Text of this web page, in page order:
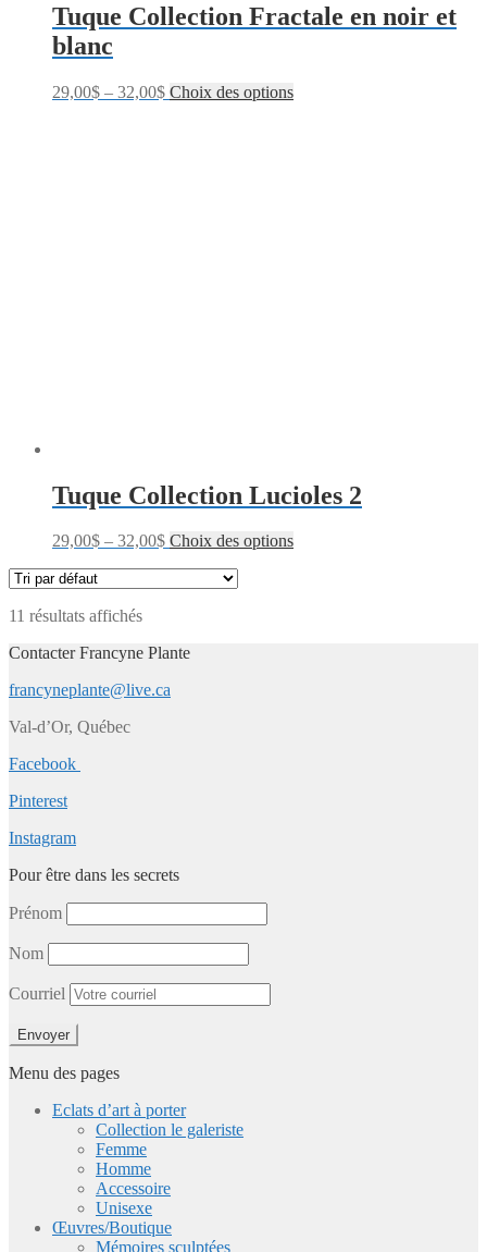
Tuque Collection Fractale en noir et
blanc
29,00$ – 32,00$ Choix des options
Tuque Collection Lucioles 2
29,00$ – 32,00$ Choix des options
11 résultats affichés
Contacter Francyne Plante
francyneplante@live.ca
Val-d’Or, Québec
Facebook
Pinterest
Instagram
Pour être dans les secrets
Prénom
Nom
Courriel
Menu des pages
Eclats d’art à porter
Collection le galeriste
Femme
Homme
Accessoire
Unisexe
Œuvres/Boutique
Mémoires sculptées